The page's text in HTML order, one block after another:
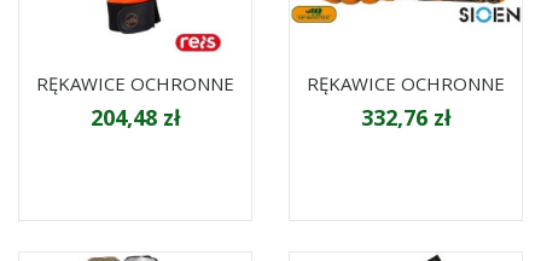
RĘKAWICE OCHRONNE
204,48 zł
RĘKAWICE OCHRONNE
332,76 zł